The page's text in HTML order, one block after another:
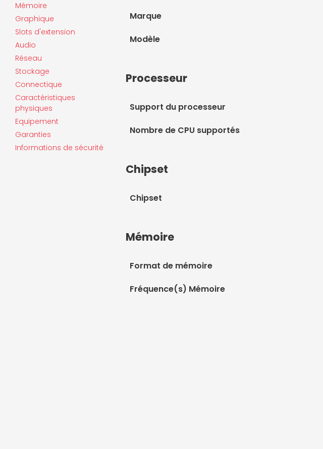
Mémoire
Graphique
Slots d'extension
Audio
Réseau
Stockage
Connectique
Caractéristiques
physiques
Equipement
Garanties
Informations de sécurité
Marque
Modèle
Processeur
Support du processeur
Nombre de CPU supportés
Chipset
Chipset
Mémoire
Format de mémoire
Fréquence(s) Mémoire